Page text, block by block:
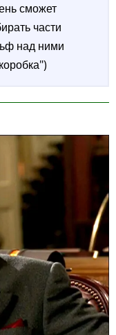
сможет
части
над ними